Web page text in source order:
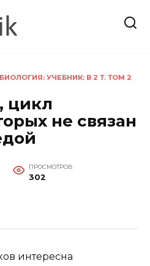
БИОЛОГИЯ: УЧЕБНИК: В 2 Т. ТОМ 2
цикл
не связан
ПРОСМОТРОВ
302
интересна